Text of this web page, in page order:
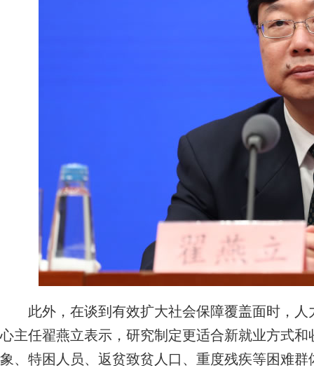
此外，在谈到有效扩大社会保障覆盖面时，人
心主任翟燕立表示，研究制定更适合新就业方式
象、特困人员、返贫致贫人口、重度残疾等困难